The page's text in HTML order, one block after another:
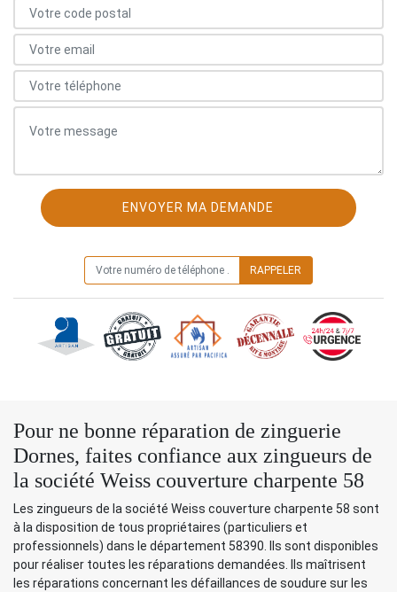
Pour ne bonne réparation de zinguerie
Dornes, faites confiance aux zingueurs de
la société Weiss couverture charpente 58
Les zingueurs de la société Weiss couverture charpente 58 sont
à la disposition de tous propriétaires (particuliers et
professionnels) dans le département 58390. Ils sont disponibles
pour réaliser toutes les réparations demandées. Ils maîtrisent
les réparations concernant les défaillances de soudure sur les